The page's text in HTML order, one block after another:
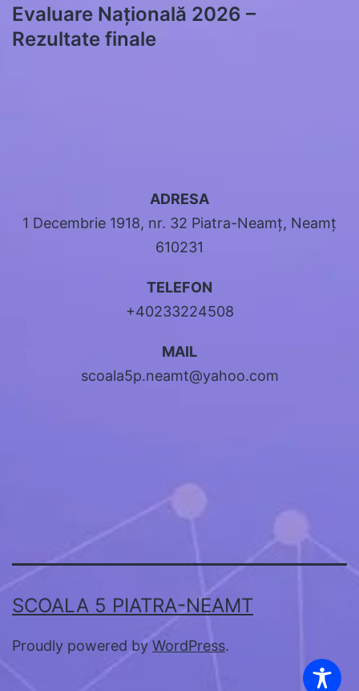
Evaluare Națională 2026 –
Rezultate finale
ADRESA
1 Decembrie 1918, nr. 32 Piatra-Neamț, Neamț
610231
TELEFON
+40233224508
MAIL
scoala5p.neamt@yahoo.com
SCOALA 5 PIATRA-NEAMT
Proudly powered by WordPress.